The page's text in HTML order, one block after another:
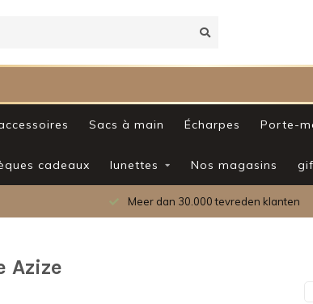
Sacs à main Écharpes Porte-
cadeaux lunettes Nos magasins
Meer dan 30.000 tevreden klanten
Azize